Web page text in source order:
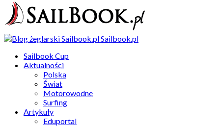
Sailbook.pl
Sailbook Cup
Aktualności
Polska
Świat
Motorowodne
Surfing
Artykuły
Eduportal